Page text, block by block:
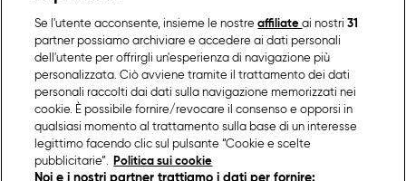
Se l'utente acconsente, insieme le nostreaffiliateai nostri31
partner possiamo archiviare e accedere ai dati personali
dell'utente per offrirgli un'esperienza di navigazione più
personalizzata. Ciò avviene tramite il trattamento dei dati
personali raccolti dai dati sulla navigazione memorizzati nei
cookie. È possibile fornire/revocare il consenso e opporsi in
qualsiasi momento al trattamento sulla base di un interesse
legittimo facendo clic sul pulsante “Cookie e scelte
pubblicitarie”.
Politica sui cookie
Noi e i nostri partner trattiamo i dati per fornire: